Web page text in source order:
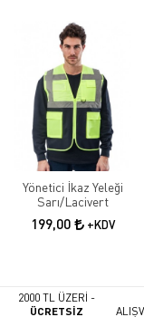
Yönetici İkaz Yeleği
Sarı/Lacivert
199,00 +KDV
2000 TL ÜZERİ -
ÜCRETSİZ